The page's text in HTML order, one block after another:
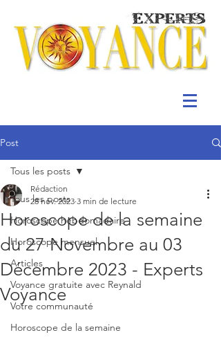
Post
Tous les posts
Horoscope hebdomadaire
Horoscope mensuel
Articles
Voyance gratuite avec Reynald
Votre communauté
Horoscope de la semaine
Tous les posts
Horoscope de la semaine
du 27 Novembre au 03
Décembre 2023 - Experts
Voyance
Rédaction
28 nov. 2023 3 min de lecture